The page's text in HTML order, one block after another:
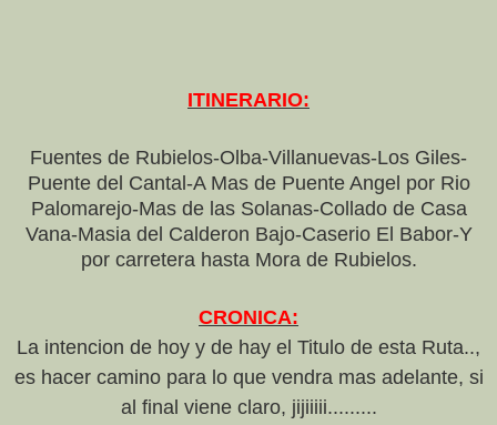
ITINERARIO:
Fuentes de Rubielos-Olba-Villanuevas-Los Giles-
Puente del Cantal-A Mas de Puente Angel por Rio
Palomarejo-Mas de las Solanas-Collado de Casa
Vana-Masia del Calderon Bajo-Caserio El Babor-Y
por carretera hasta Mora de Rubielos.
CRONICA:
La intencion de hoy y de hay el Titulo de esta Ruta..,
es hacer camino para lo que vendra mas adelante, si
al final viene claro, jijiiiii.........